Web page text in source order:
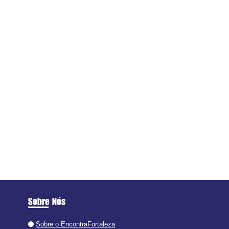
Sobre Nós
Sobre o EncontraFortaleza